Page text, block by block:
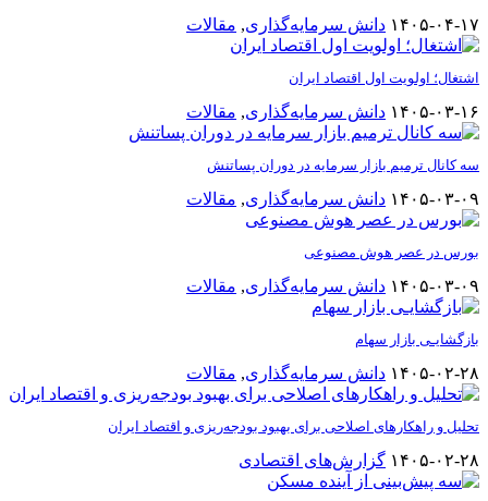
۱۴۰۵-۰۴-۱۷ دانش سرمایه‌گذاری, مقالات
اشتغال؛ اولویت اول اقتصاد ایران
۱۴۰۵-۰۳-۱۶ دانش سرمایه‌گذاری, مقالات
سه کانال ترمیم بازار سرمایه در دوران پساتنش
۱۴۰۵-۰۳-۰۹ دانش سرمایه‌گذاری, مقالات
بورس در عصر هوش مصنوعی
۱۴۰۵-۰۳-۰۹ دانش سرمایه‌گذاری, مقالات
بازگشایـی بازار سهام
۱۴۰۵-۰۲-۲۸ دانش سرمایه‌گذاری, مقالات
تحلیل و راهکارهای اصلاحی برای بهبود بودجه‌ریزی و اقتصاد ایران
۱۴۰۵-۰۲-۲۸ گزارش‌های اقتصادی